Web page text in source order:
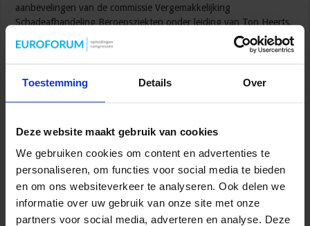
Toestemming Details Over
Deze website maakt gebruik van cookies
We gebruiken cookies om content en advertenties te
personaliseren, om functies voor social media te bieden
en om ons websiteverkeer te analyseren. Ook delen we
informatie over uw gebruik van onze site met onze
partners voor social media, adverteren en analyse. Deze
aanbevelingen van de commissie Vergemakkelijking
Schadeafhandeling Beroepsziekten onder leiding van Ton Heerts.
In reactie op het advies laat staatssecretaris Bas van ’t Wout
vandaag aan de Tweede Kamer weten hier werk van …
Maak jouw kantoor COVID-proof